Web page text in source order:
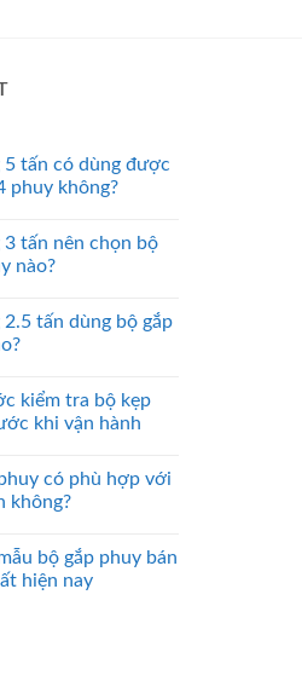
5 tấn có dùng được
phuy không?
3 tấn nên chọn bộ
nào?
2.5 tấn dùng bộ gắp
kiểm tra bộ kẹp
khi vận hành
có phù hợp với
không?
bộ gắp phuy bán
hiện nay